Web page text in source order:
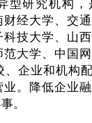
经大学、交通
技大学、山
大学、中国
企业和机构
。降低企业
。